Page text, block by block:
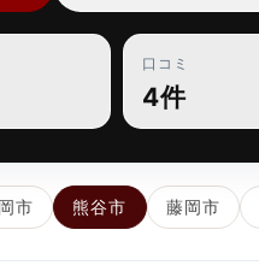
口コミ
4件
市 熊谷市 藤岡市